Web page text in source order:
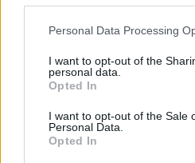
Please note that this website/app
not limited to your visit or usage
grant or deny consent to Google
use your data for below specified
consent section.
Personal Data Processing
I want to opt-out of the
personal data.
Opted In
I want to opt-out of the Sale
Personal Data.
Opted In